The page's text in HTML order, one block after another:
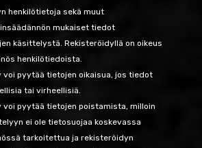
henkilötietoja sekä muut
mukaiset tiedot
käsittelystä. Rekisteröidyllä on oikeus
henkilötiedoista.
voi pyytää tietojen oikaisua, jos tiedot
tai virheellisiä.
voi pyytää tietojen poistamista, milloin
ei ole tietosuojaa koskevassa
tarkoitettua ja rekisteröidyn